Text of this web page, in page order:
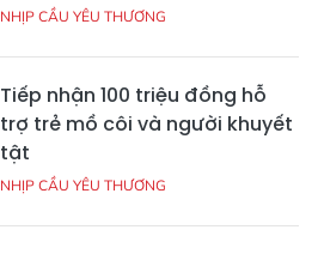
NHỊP CẦU YÊU THƯƠNG
Tiếp nhận 100 triệu đồng hỗ
trợ trẻ mồ côi và người khuyết
tật
NHỊP CẦU YÊU THƯƠNG